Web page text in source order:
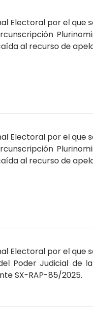
Electoral por el que
al recurso de
Electoral por el que
al recurso de
Electoral por el que
Poder Judicial de
SX-RAP-85/2025.